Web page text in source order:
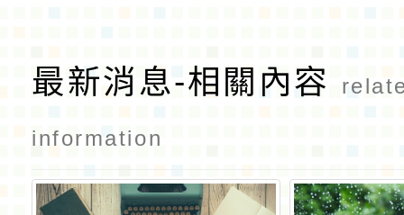
最新消息-相關內容
information